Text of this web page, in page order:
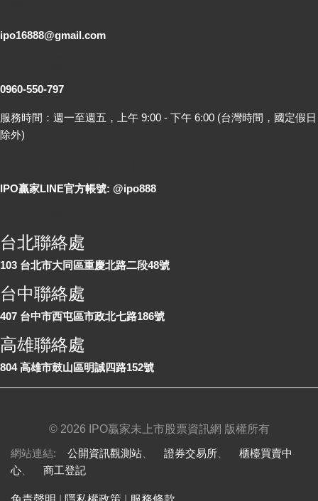
ipo16888@gmail.com
0960-550-797
服務時間：週一至週五，上午 9:00 - 下午 6:00 (台灣時間，國定假日
除外)
IPO贏家LINE官方帳號: @ipo888
台北聯絡處
103 台北市大同區重慶北路二段48號
台中聯絡處
407 台中市西屯區市政北七路186號
高雄聯絡處
804 高雄市鼓山區明誠四路152號
© 2026 IPO贏家未上市股票資訊網 版權所有
網站連結: 公開資訊觀測站 證券交易所
櫃檯買賣中
心
商工登記